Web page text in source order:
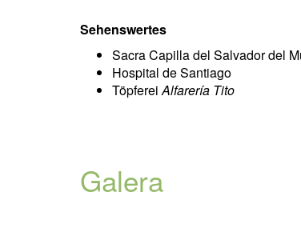
Sehenswertes
Sacra Capilla del Salvador del
Hospital de Santiago
TöpfereiAlfarería Tito
Galera